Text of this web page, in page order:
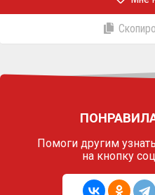
Помоги другим
на кнопку